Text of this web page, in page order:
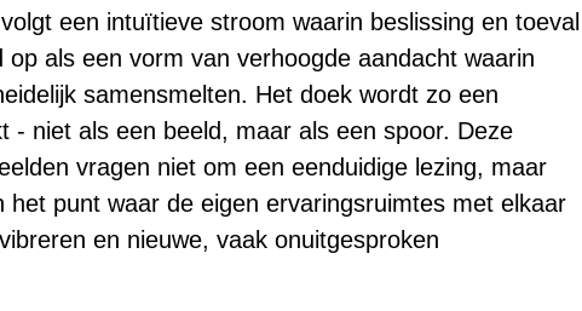
een intuïtieve stroom waarin beslissing en toeval
als een vorm van verhoogde aandacht waarin
samensmelten. Het doek wordt zo een
- niet als een beeld, maar als een spoor. Deze
vragen niet om een eenduidige lezing, maar
punt waar de eigen ervaringsruimtes met elkaar
en nieuwe, vaak onuitgesproken